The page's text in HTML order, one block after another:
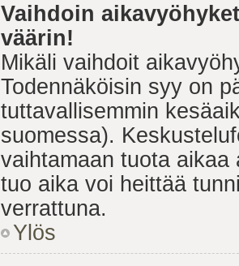
Vaihdoin
väärin!
Mikäli vaihdoit
Todennäköisin syy on
tuttavallisemmin
suomessa).
vaihtamaan tuota
tuo aika voi heittää
verrattuna.
Ylös